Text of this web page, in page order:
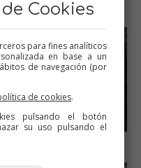
Volcar la cheesecake
Cookies
para fines analíticos
en base a un
de navegación (por
de cookies.
pulsando el botón
su uso pulsando el